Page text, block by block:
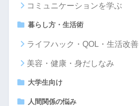
コミュニケーションを学ぶ
暮らし方・生活術
ライフハック・QOL・生活改善
美容・健康・身だしなみ
大学生向け
人間関係の悩み